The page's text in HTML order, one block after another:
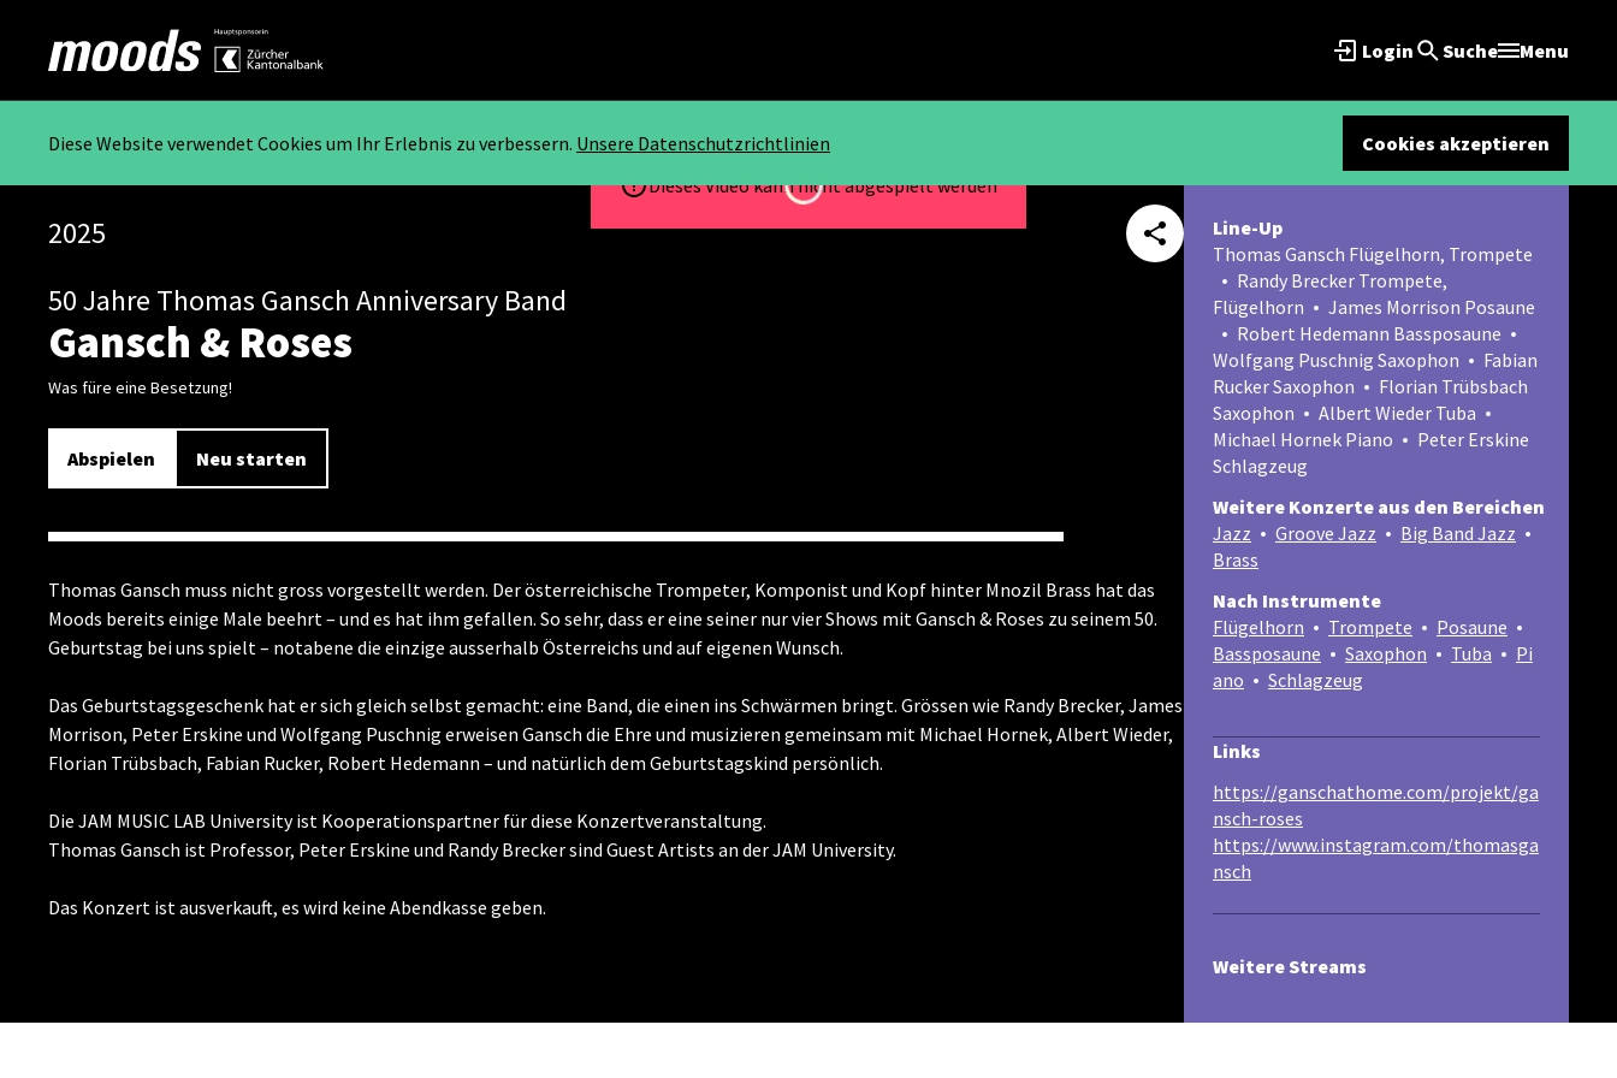
Login Suche Menu
Diese Website verwendet Cookies um Ihr Erlebnis zu verbessern. Unsere Datenschutzrichtlinien
Cookies akzeptieren
Dieses Video kann nicht abgespielt werden
Loading...
2025
Gansch & Roses
50 Jahre Thomas Gansch Anniversary Band
Was füre eine Besetzung!
Abspielen Neu starten
Thomas Gansch muss nicht gross vorgestellt werden. Der österreichische Trompeter, Komponist und Kopf hinter Mnozil Brass hat das
Moods bereits einige Male beehrt – und es hat ihm gefallen. So sehr, dass er eine seiner nur vier Shows mit Gansch & Roses zu seinem 50.
Geburtstag bei uns spielt – notabene die einzige ausserhalb Österreichs und auf eigenen Wunsch.
Das Geburtstagsgeschenk hat er sich gleich selbst gemacht: eine Band, die einen ins Schwärmen bringt. Grössen wie Randy Brecker, James
Morrison, Peter Erskine und Wolfgang Puschnig erweisen Gansch die Ehre und musizieren gemeinsam mit Michael Hornek, Albert Wieder,
Florian Trübsbach, Fabian Rucker, Robert Hedemann – und natürlich dem Geburtstagskind persönlich.
Die JAM MUSIC LAB University ist Kooperationspartner für diese Konzertveranstaltung.
Thomas Gansch ist Professor, Peter Erskine und Randy Brecker sind Guest Artists an der JAM University.
Das Konzert ist ausverkauft, es wird keine Abendkasse geben.
Line-Up
Thomas Gansch Flügelhorn, Trompete
Randy Brecker Trompete,
Flügelhorn
James Morrison Posaune
Robert Hedemann Bassposaune
Wolfgang Puschnig Saxophon
Fabian
Rucker Saxophon
Florian Trübsbach
Saxophon
Albert Wieder Tuba
Michael Hornek Piano
Peter Erskine
Schlagzeug
Weitere Konzerte aus den Bereichen
Jazz
Groove Jazz
Big Band Jazz
Brass
Nach Instrumente
Flügelhorn
Trompete
Posaune
Bassposaune
Saxophon Tuba
Pi
ano
Schlagzeug
Links
https://ganschathome.com/projekt/ga
nsch-roses
https://www.instagram.com/thomasga
nsch
Weitere Streams